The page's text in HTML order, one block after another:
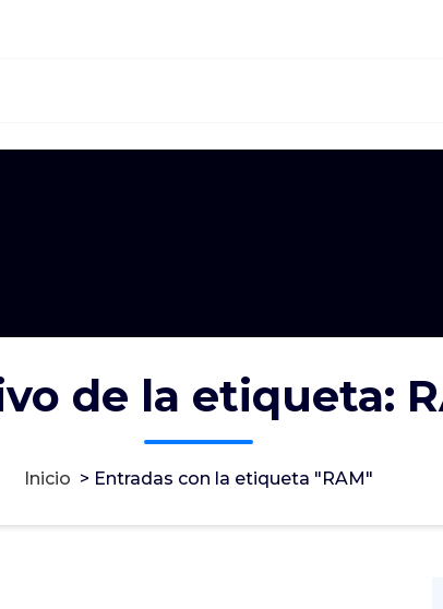
de la etiqueta:
Inicio > Entradas con la etiqueta "RAM"